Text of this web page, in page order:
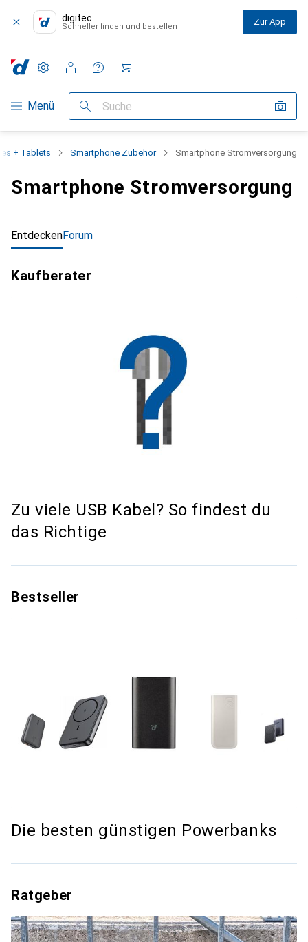
digitec
Schneller finden und bestellen Zur App
Navigation nach Kategorien
Menü Suche
Einstellungen
Kundenkonto
Vergleichslisten
Merklisten
Warenkorb
+ Tablets Smartphone Zubehör Smartphone Stromversorgung
Smartphone Stromversorgung
EntdeckenForum
Kaufberater
Zu viele USB Kabel? So findest du
das Richtige
Bestseller
Die besten günstigen Powerbanks
Ratgeber